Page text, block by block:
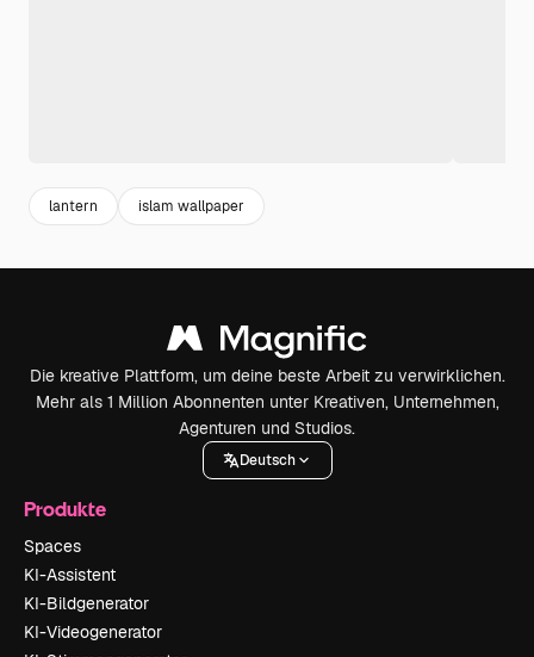
lantern islam wallpaper
Die kreative Plattform, um deine beste Arbeit zu verwirklichen.
Mehr als 1 Million Abonnenten unter Kreativen, Unternehmen,
Agenturen und Studios.
Deutsch
Produkte
Spaces
KI-Assistent
KI-Bildgenerator
KI-Videogenerator